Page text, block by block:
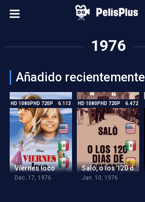
1976
Añadido recientemente
6.113
HD 1080PHD 720P
Viernes loco
Dec. 17, 1976
6.472
HD 1080PHD 720P
Saló, o los 120 días de Sodoma
Jan. 10, 1976